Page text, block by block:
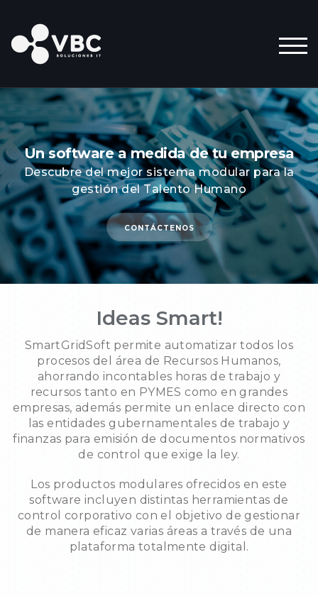
Un software a medida de tu empresa
Descubre del mejor sistema modular para la
gestión del Talento Humano
CONTÁCTENOS
Ideas Smart!
SmartGridSoft permite automatizar todos los
procesos del área de Recursos Humanos,
ahorrando incontables horas de trabajo y
recursos tanto en PYMES como en grandes
empresas, además permite un enlace directo con
las entidades gubernamentales de trabajo y
finanzas para emisión de documentos normativos
de control que exige la ley.
Los productos modulares ofrecidos en este
software incluyen distintas herramientas de
control corporativo con el objetivo de gestionar
de manera eficaz varias áreas a través de una
plataforma totalmente digital.